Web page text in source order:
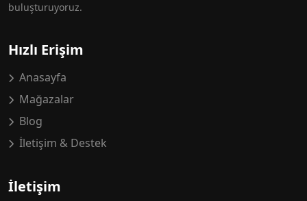
buluşturuyoruz.
Hızlı Erişim
Anasayfa
Mağazalar
Blog
İletişim & Destek
İletişim